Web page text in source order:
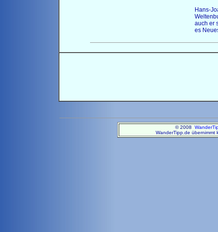
Hans-
auch er
es
© 2008
WanderTipp.de übernimmt